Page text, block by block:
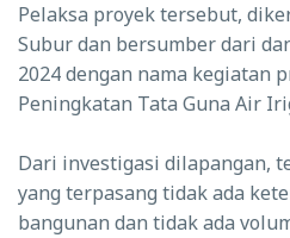
Pelaksa proyek tersebut,
Subur dan bersumber dari
2024 dengan nama kegiatan
Peningkatan Tata Guna Air
Dari investigasi dilapangan,
yang terpasang tidak ada
bangunan dan tidak ada